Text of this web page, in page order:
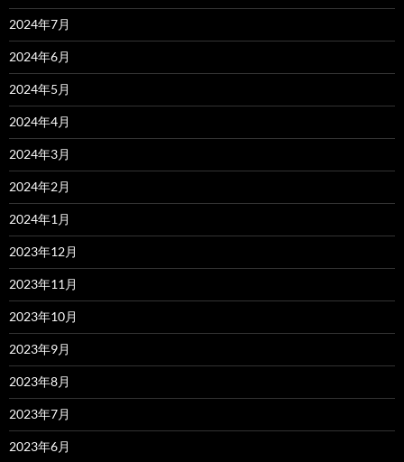
2024年7月
2024年6月
2024年5月
2024年4月
2024年3月
2024年2月
2024年1月
2023年12月
2023年11月
2023年10月
2023年9月
2023年8月
2023年7月
2023年6月